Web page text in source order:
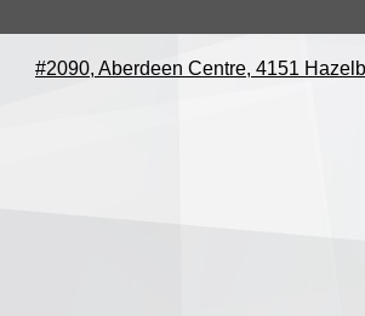
#2090, Aberdeen Centre, 4151